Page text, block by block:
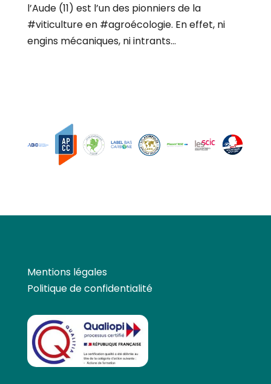
l’Aude (11) est l’un des pionniers de la
#viticulture en #agroécologie. En effet, ni
engins mécaniques, ni intrants...
Mentions légales
Politique de confidentialité